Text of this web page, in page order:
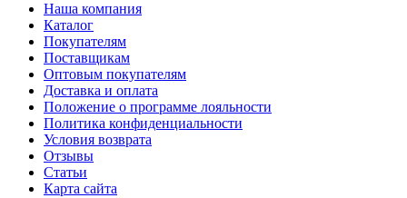
Наша компания
Каталог
Покупателям
Поставщикам
Оптовым покупателям
Доставка и оплата
Положение о программе лояльности
Политика конфиденциальности
Условия возврата
Отзывы
Статьи
Карта сайта